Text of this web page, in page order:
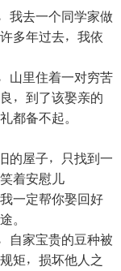
我去一个同学家做
多年过去，我依
里住着一对穷苦
，到了该娶亲的
都备不起。
屋子，只找到一
着安慰儿
一定帮你娶回好
。
家宝贵的豆种被
矩，损坏他人之